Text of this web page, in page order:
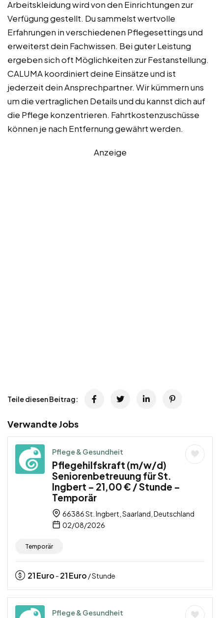
Arbeitskleidung wird von den Einrichtungen zur
Verfügung gestellt. Du sammelst wertvolle
Erfahrungen in verschiedenen Pflegesettings und
erweiterst dein Fachwissen. Bei guter Leistung
ergeben sich oft Möglichkeiten zur Festanstellung.
CALUMA koordiniert deine Einsätze und ist
jederzeit dein Ansprechpartner. Wir kümmern uns
um die vertraglichen Details und du kannst dich auf
die Pflege konzentrieren. Fahrtkostenzuschüsse
können je nach Entfernung gewährt werden.
Anzeige
Teile diesen Beitrag:
Verwandte Jobs
Pflege & Gesundheit
Pflegehilfskraft (m/w/d)
Seniorenbetreuung für St.
Ingbert – 21,00 € / Stunde –
Temporär
66386 St. Ingbert, Saarland, Deutschland
02/08/2026
Temporär
21Euro - 21Euro / Stunde
Pflege & Gesundheit